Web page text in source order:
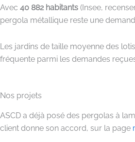
Avec 40 882 habitants (Insee,
pergola métallique reste une
Les jardins de taille moyenne des
fréquente parmi les demandes
Nos projets
ASCD a déjà posé des pergolas à
client donne son accord, sur la page